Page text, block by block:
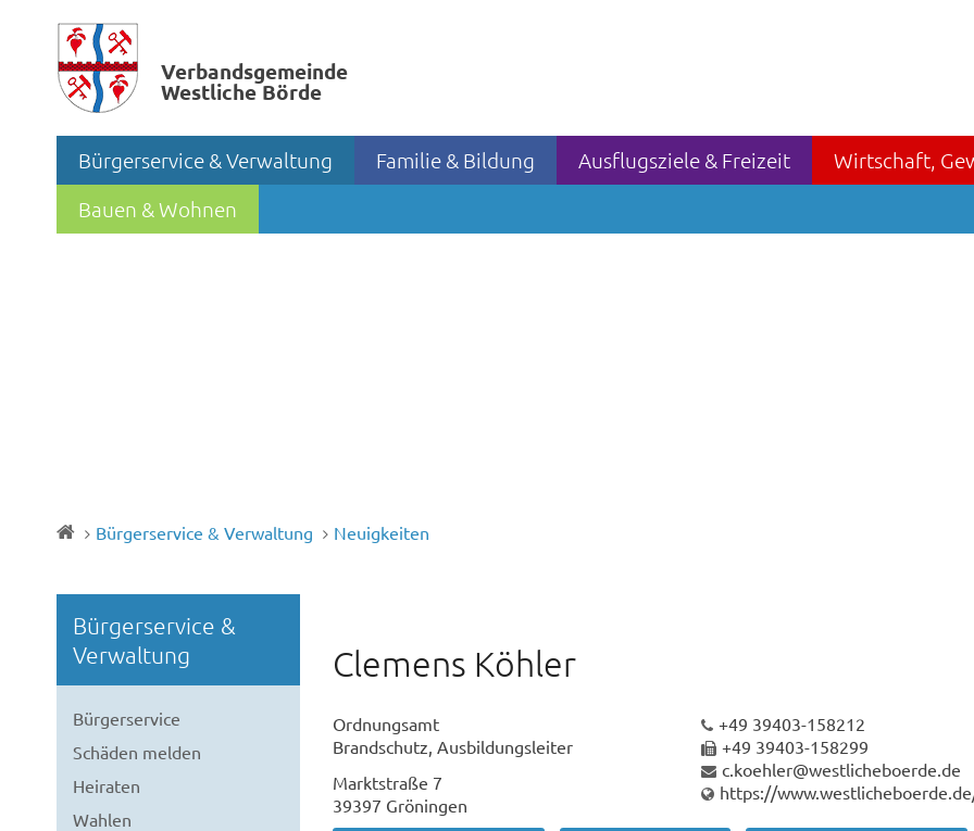
Verbands­gemeinde
Westliche Börde
Bürgerservice & Verwaltung Familie & Bildung Ausflugsziele & Freizeit
Wirtschaft,
Bauen & Wohnen
Bürgerservice & Verwaltung Neuigkeiten
Bürgerservice &
Verwaltung
Bürgerservice
Schäden melden
Heiraten
Wahlen
Clemens Köhler
Ordnungsamt
Brandschutz, Ausbildungsleiter
Marktstraße 7
39397 Gröningen
+49 39403-158212
+49 39403-158299
c.koehler@westlicheboerde.de
https://